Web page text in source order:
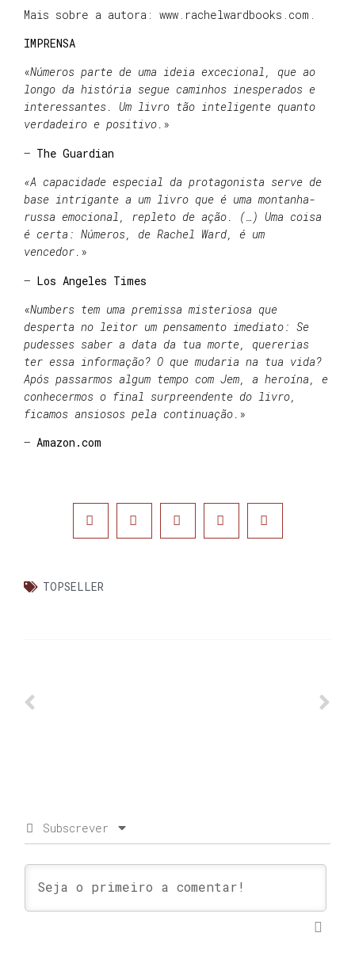
Mais sobre a autora: www.rachelwardbooks.com.
IMPRENSA
«Números parte de uma ideia excecional, que ao
longo da história segue caminhos inesperados e
interessantes. Um livro tão inteligente quanto
verdadeiro e positivo. »
– The Guardian
«A capacidade especial da protagonista serve de
base intrigante a um livro que é uma montanha-
russa emocional, repleto de ação. (…) Uma coisa
é certa: Números, de Rachel Ward, é um
vencedor. »
– Los Angeles Times
«Numbers tem uma premissa misteriosa que
desperta no leitor um pensamento imediato: Se
pudesses saber a data da tua morte, quererias
ter essa informação? O que mudaria na tua vida?
Após passarmos algum tempo com Jem, a heroína, e
conhecermos o final surpreendente do livro,
ficamos ansiosos pela continuação. »
– Amazon.com
TOPSELLER
Subscrever